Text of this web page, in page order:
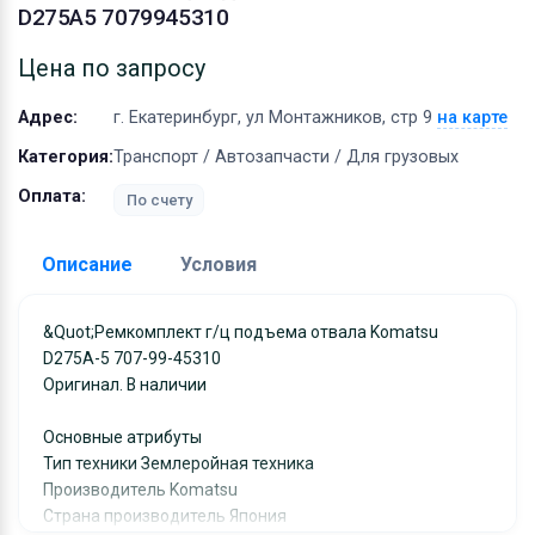
D275A5 7079945310
Цена по запросу
Адрес: г. Екатеринбург, ул Монтажников, стр 9 на карте
Категория:Транспорт / Автозапчасти / Для грузовых
Оплата:
По счету
Описание Условия
&quot;Ремкомплект г/ц подъема отвала Komatsu
D275A-5 707-99-45310
Оригинал. В наличии
Основные атрибуты
Тип техники Землеройная техника
Производитель Komatsu
Страна производитель Япония
Доставка:
Адрес самовывоза:
Монтажников, стр 9
Отправка товара осуществляется в течение 2-х
после получения оплаты и отправляются через UPS
отслеживанием местоположения посылки и